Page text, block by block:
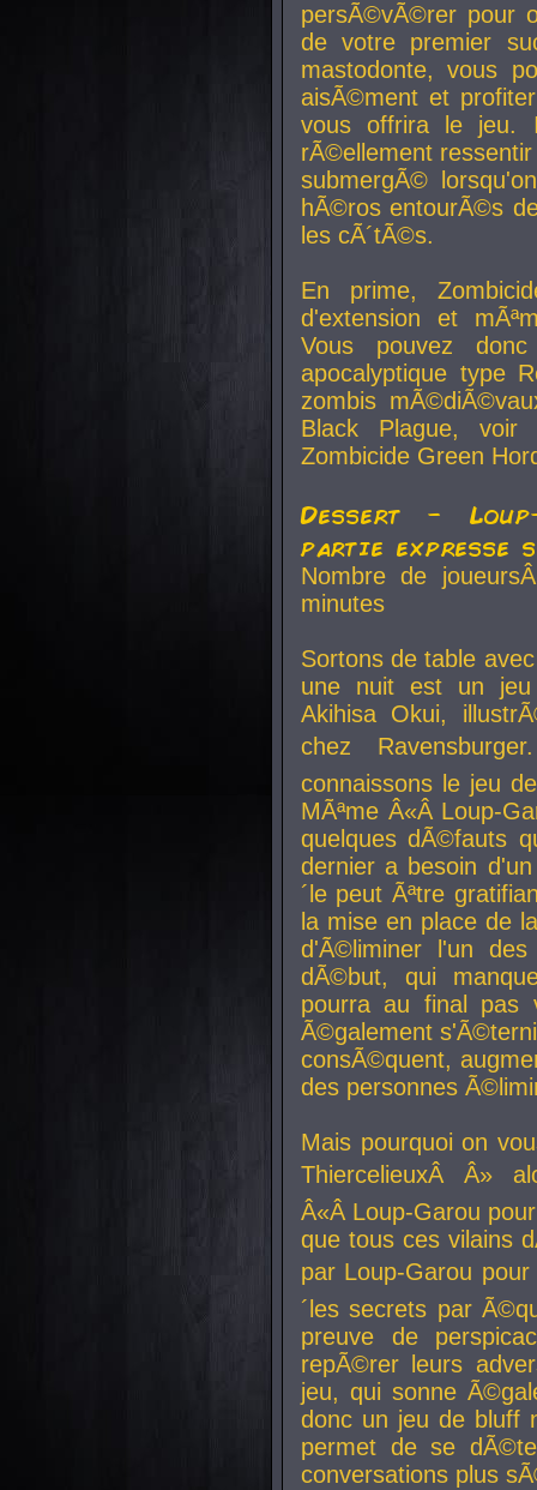
persÃ©vÃ©rer pour
de votre premier
mastodonte, vous
aisÃ©ment et
vous offrira le jeu.
rÃ©ellement
submergÃ©
hÃ©ros entourÃ©s
les cÃ´tÃ©s.
En prime,
d'extension et
Vous pouvez
apocalyptique type
zombis
Black Plague,
Zombicide Green
Dessert -
partie expresse
Nombre de
minutes
Sortons de table
une nuit est un
Akihisa Okui,
chez
connaissons le jeu
MÃªme Â«Â Loup-
quelques dÃ©fauts
dernier a besoin
´le peut Ãªtre
la mise en place de
d'Ã©liminer l'un
dÃ©but, qui
pourra au final pas
Ã©galement
consÃ©quent,
des personnes
Mais pourquoi on
ThiercelieuxÂ Â»
Â«Â Loup-Garou
que tous ces vilains
par Loup-Garou
´les secrets par
preuve de
repÃ©rer leurs
jeu, qui sonne
donc un jeu de bluff
permet de se
conversations plus